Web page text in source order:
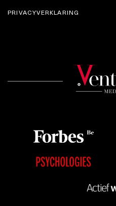
PRIVACYVERKLARING